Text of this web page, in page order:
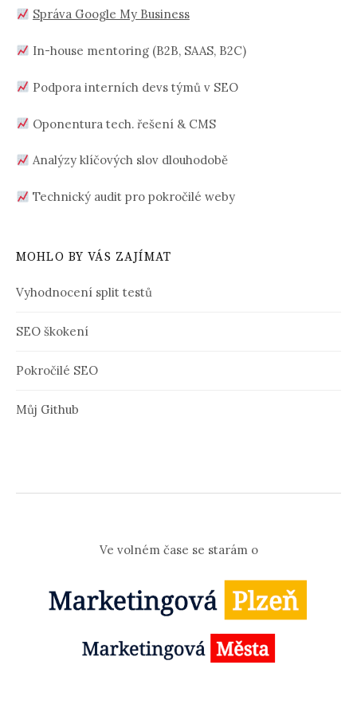
Správa Google My Business
In-house mentoring (B2B, SAAS, B2C)
Podpora interních devs týmů v SEO
Oponentura tech. řešení & CMS
Analýzy klíčových slov dlouhodobě
Technický audit pro pokročilé weby
MOHLO BY VÁS ZAJÍMAT
Vyhodnocení split testů
SEO škokení
Pokročilé SEO
Můj Github
Ve volném čase se starám o